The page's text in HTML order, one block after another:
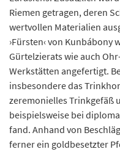
Riemen getragen, deren
wertvollen Materialien
›Fürsten‹ von Kunbábony
Gürtelzierats wie auch
Werkstätten angefertigt.
insbesondere das
zeremonielles Trinkgefäß
beispielsweise bei
fand. Anhand von
ferner ein goldbesetzter